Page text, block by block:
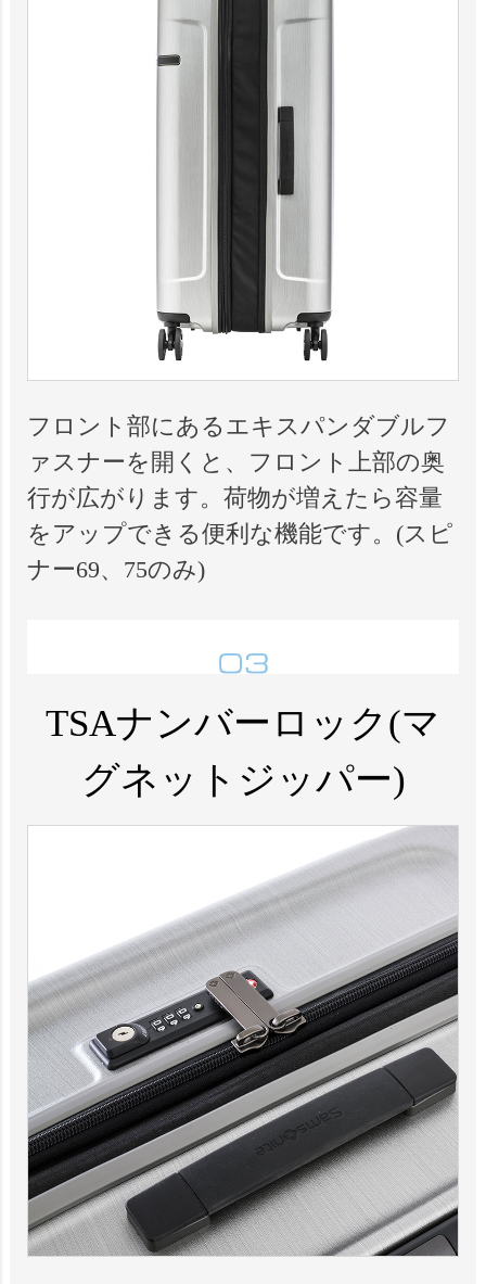
フロント部にあるエキスパンダブルフ
ァスナーを開くと、フロント上部の奥
行が広がります。荷物が増えたら容量
をアップできる便利な機能です。(スピ
ナー69、75のみ)
TSAナンバーロック(マ
グネットジッパー)